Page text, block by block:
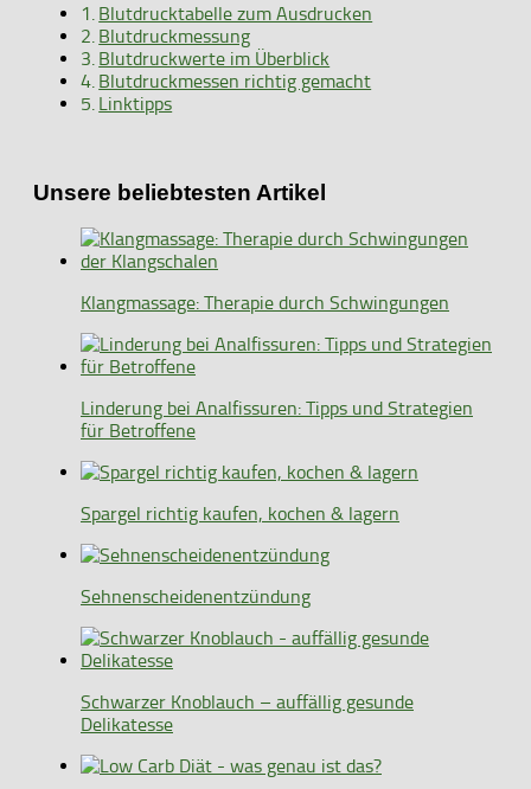
Blutdrucktabelle zum Ausdrucken
Blutdruckmessung
Blutdruckwerte im Überblick
Blutdruckmessen richtig gemacht
Linktipps
Unsere beliebtesten Artikel
Klangmassage: Therapie durch Schwingungen
Linderung bei Analfissuren: Tipps und Strategien
für Betroffene
Spargel richtig kaufen, kochen & lagern
Sehnenscheidenentzündung
Schwarzer Knoblauch – auffällig gesunde
Delikatesse